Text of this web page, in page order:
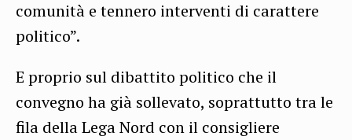
comunità e tennero interventi di carattere
politico”.
E proprio sul dibattito politico che il
convegno ha già sollevato, soprattutto tra le
fila della Lega Nord con il consigliere